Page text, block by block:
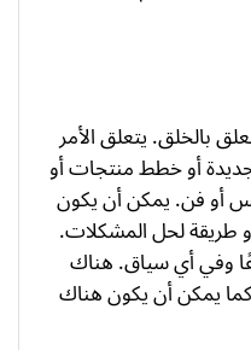
بالخلق. يتعلق الأمر
أو خطط منتجات أو
أو فن. يمكن أن يكون
طريقة لحل المشكلات.
وفي أي سياق. هناك
يمكن أن يكون هناك